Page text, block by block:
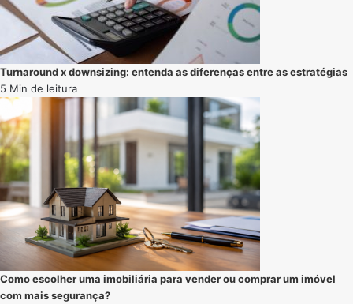
Turnaround x downsizing: entenda as diferenças entre as estratégias
5 Min de leitura
Como escolher uma imobiliária para vender ou comprar um imóvel
com mais segurança?